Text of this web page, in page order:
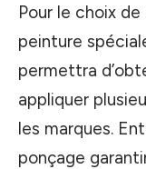
Pour le choix
peinture
permettra
appliquer
les marques.
ponçage